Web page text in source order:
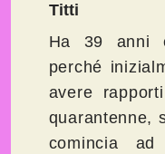
Titti
Ha 39 anni
perché
avere
quarantenne,
comincia